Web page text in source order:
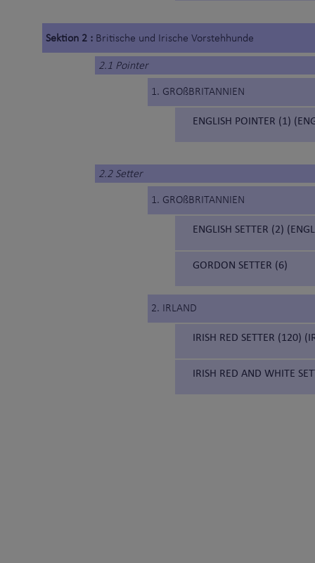
Sektion 2 : Britische und Irische Vorstehhunde
2.1 Pointer
1. GROßBRITANNIEN
ENGLISH POINTER (1)
2.2 Setter
1. GROßBRITANNIEN
ENGLISH SETTER (2)
GORDON SETTER (6)
2. IRLAND
IRISH RED SETTER (120)
IRISH RED AND WHITE